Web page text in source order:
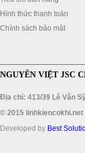
Hình thức thanh toán
Chính sách bảo mật
NGUYÊN VIỆT JSC
Địa chỉ: 413/39 Lê Văn
© 2015
Developed by Best